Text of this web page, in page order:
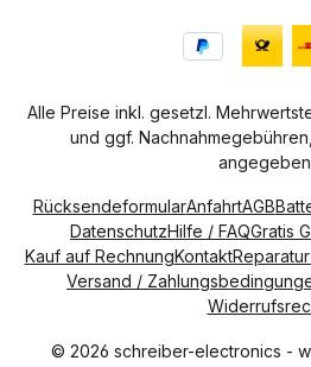
Alle Preise inkl. gesetzl.
und ggf.
© 2026 schreiber-electronics -
RücksendeformularAnfahrtAGB
DatenschutzHilfe / FAQGratis
Kauf auf RechnungKontakt
Versand /